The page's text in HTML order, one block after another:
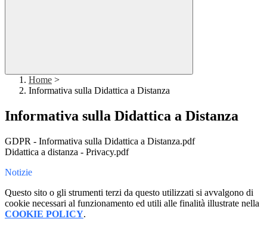
Home >
Informativa sulla Didattica a Distanza
Informativa sulla Didattica a Distanza
GDPR - Informativa sulla Didattica a Distanza.pdf
Didattica a distanza - Privacy.pdf
Notizie
Questo sito o gli strumenti terzi da questo utilizzati si avvalgono di
cookie necessari al funzionamento ed utili alle finalità illustrate nella
COOKIE POLICY.